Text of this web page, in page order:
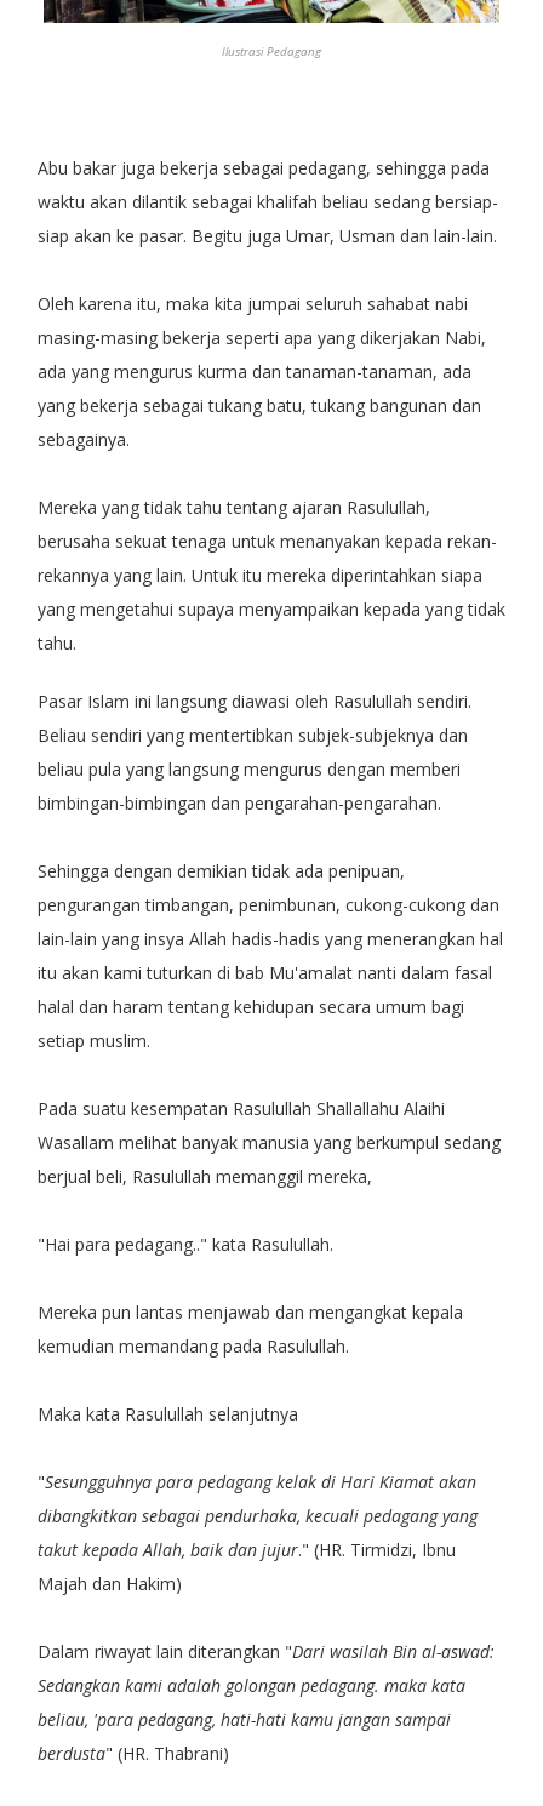
Ilustrasi Pedagang
Abu bakar juga bekerja sebagai pedagang, sehingga pada
waktu akan dilantik sebagai khalifah beliau sedang bersiap-
siap akan ke pasar. Begitu juga Umar, Usman dan lain-lain.
Oleh karena itu, maka kita jumpai seluruh sahabat nabi
masing-masing bekerja seperti apa yang dikerjakan Nabi,
ada yang mengurus kurma dan tanaman-tanaman, ada
yang bekerja sebagai tukang batu, tukang bangunan dan
sebagainya.
Mereka yang tidak tahu tentang ajaran Rasulullah,
berusaha sekuat tenaga untuk menanyakan kepada rekan-
rekannya yang lain. Untuk itu mereka diperintahkan siapa
yang mengetahui supaya menyampaikan kepada yang tidak
tahu.
Pasar Islam ini langsung diawasi oleh Rasulullah sendiri.
Beliau sendiri yang mentertibkan subjek-subjeknya dan
beliau pula yang langsung mengurus dengan memberi
bimbingan-bimbingan dan pengarahan-pengarahan.
Sehingga dengan demikian tidak ada penipuan,
pengurangan timbangan, penimbunan, cukong-cukong dan
lain-lain yang insya Allah hadis-hadis yang menerangkan hal
itu akan kami tuturkan di bab Mu'amalat nanti dalam fasal
halal dan haram tentang kehidupan secara umum bagi
setiap muslim.
Pada suatu kesempatan Rasulullah Shallallahu Alaihi
Wasallam melihat banyak manusia yang berkumpul sedang
berjual beli, Rasulullah memanggil mereka,
"Hai para pedagang.." kata Rasulullah.
Mereka pun lantas menjawab dan mengangkat kepala
kemudian memandang pada Rasulullah.
Maka kata Rasulullah selanjutnya
"Sesungguhnya para pedagang kelak di Hari Kiamat akan
dibangkitkan sebagai pendurhaka, kecuali pedagang yang
takut kepada Allah, baik dan jujur." (HR. Tirmidzi, Ibnu
Majah dan Hakim)
Dalam riwayat lain diterangkan "Dari wasilah Bin al-aswad:
Sedangkan kami adalah golongan pedagang. maka kata
beliau, 'para pedagang, hati-hati kamu jangan sampai
berdusta" (HR. Thabrani)